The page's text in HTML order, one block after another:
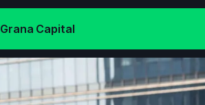
Grana Capital